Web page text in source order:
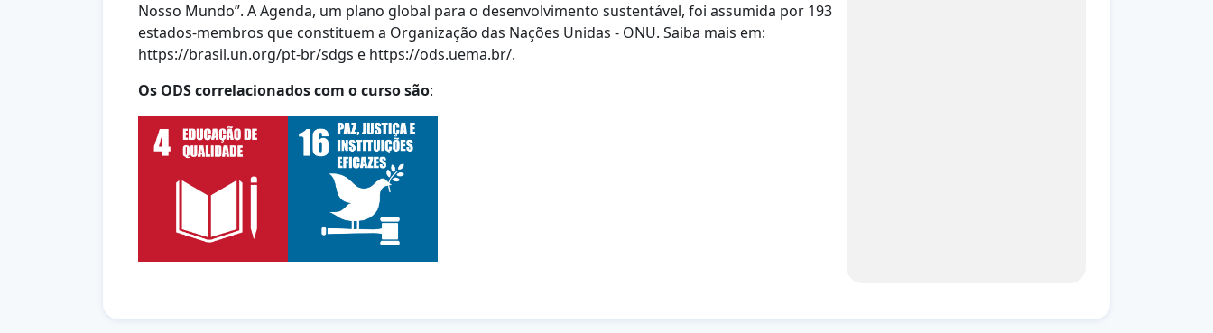
Nosso Mundo”. A Agenda, um plano global para o desenvolvimento sustentável, foi assumida por 193
estados-membros que constituem a Organização das Nações Unidas - ONU. Saiba mais em:
https://brasil.un.org/pt-br/sdgs e https://ods.uema.br/.
Os ODS correlacionados com o curso são: